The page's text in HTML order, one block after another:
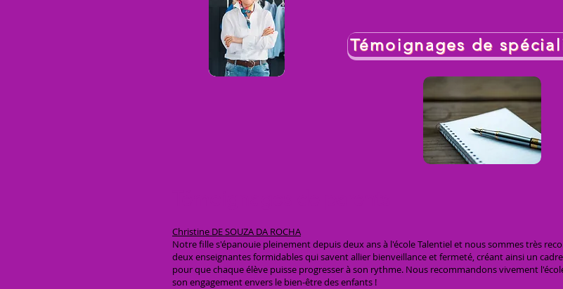
Témoignages de
Christine DE SOUZA DA ROCHA
Notre fille s'épanouie pleinement depuis deux ans à l'école Talentiel et nous sommes très
deux enseignantes formidables qui savent allier bienveillance et fermeté, créant ainsi un
pour que chaque élève puisse progresser à son rythme. Nous recommandons vivement
son engagement envers le bien-être des enfants !